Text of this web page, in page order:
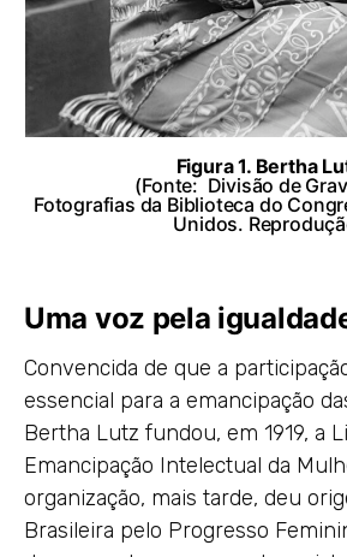
Figura 1. Bertha
(Fonte: Divisão de
Fotografiasda Biblioteca do
Unidos.
Uma voz pela
Convencida de que a
essencial para a emancipação
Bertha Lutz fundou, em 1919, a
Emancipação Intelectual da
organização, mais tarde, deu
Brasileira pelo Progresso